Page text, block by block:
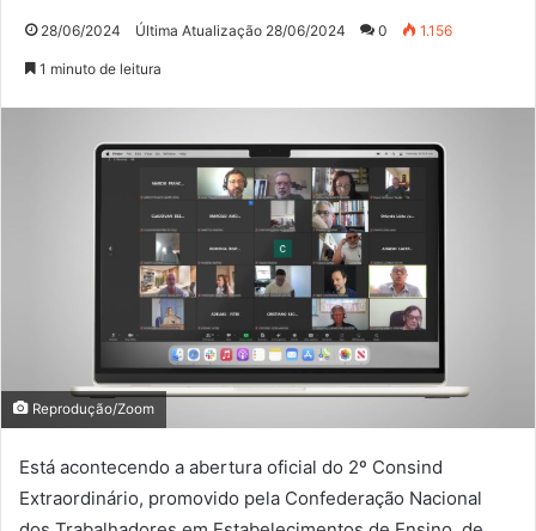
28/06/2024 Última Atualização 28/06/2024 0 1.156
1 minuto de leitura
Reprodução/Zoom
Está acontecendo a abertura oficial do 2º Consind
Extraordinário, promovido pela Confederação Nacional